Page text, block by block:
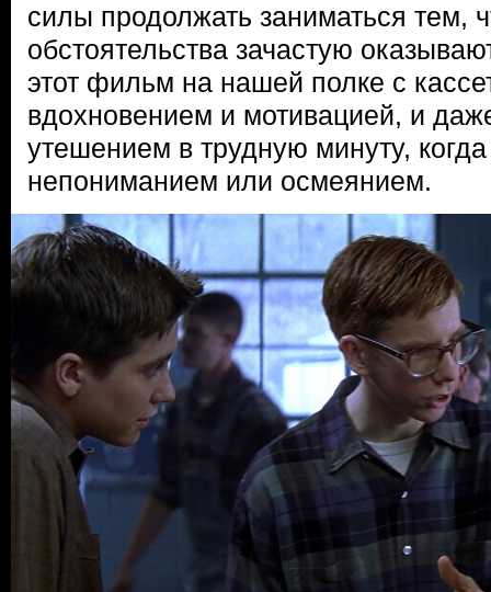
силы продолжать заниматься тем,
обстоятельства зачастую
этот фильм на нашей полке с
вдохновением и мотивацией, и
утешением в трудную минуту,
непониманием или осмеянием.